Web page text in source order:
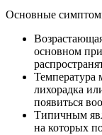
Основные
основном
Температура
лихорадка
появиться
Типичным
на которых